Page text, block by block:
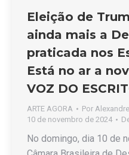
Eleição de
ainda mais a
praticada nos
Está no ar a
VOZ DO
ARTE AGORA Por
10 de novembro de 2024
No domingo, dia 10 de